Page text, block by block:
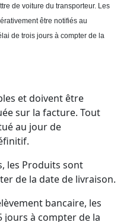
de voiture du transporteur. Les
être notifiés au
de trois jours à compter de la
et doivent être
sur la facture. Tout
au jour de
les Produits sont
de la date de livraison.
bancaire, les
jours à compter de la